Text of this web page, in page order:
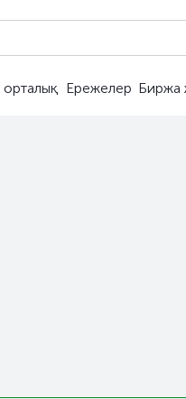
Ережелер Биржа